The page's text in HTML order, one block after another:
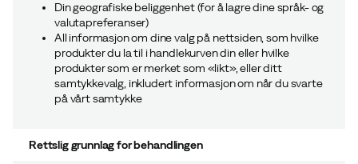
Din geografiske beliggenhet (for å lagre dine språk- og
valutapreferanser)
All informasjon om dine valg på nettsiden, som hvilke
produkter du la til i handlekurven din eller hvilke
produkter som er merket som «likt», eller ditt
samtykkevalg, inkludert informasjon om når du svarte
på vårt samtykke
Rettslig grunnlag for behandlingen